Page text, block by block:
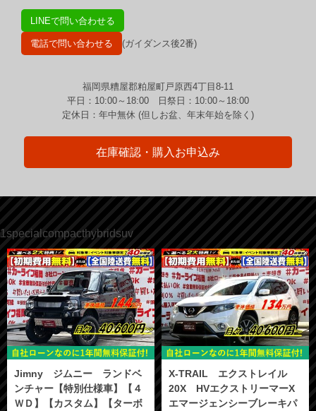
LINEで問い合わせる
電話で問い合わせる (ガイダンス後2番)
福岡県糟屋郡粕屋町戸原西4丁目8-11
平日：10:00～18:00 日祭日：10:00～18:00
定休日：年中無休 (但しお盆、年末年始を除く)
在庫確認・購入お申込み
1specialcompacthybridsuv
Jimny ジムニー ランドベ
ンチャー【特別仕様車】【４
ＷＤ】【カスタム】【ターボ
X-TRAIL エクストレイル
20X HVエクストリーマーX
エマージェンシーブレーキパ